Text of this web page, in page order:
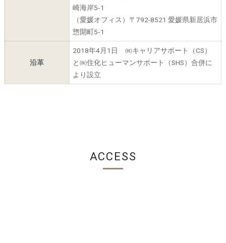
崎海岸5‐1
（愛媛オフィス）〒792-8521 愛媛県新居浜市
惣開町5‐1
沿革
2018年4月1日 ㈱キャリアサポート（CS）
と㈱住化ヒューマンサポート（SHS）合併に
より設立
ACCESS